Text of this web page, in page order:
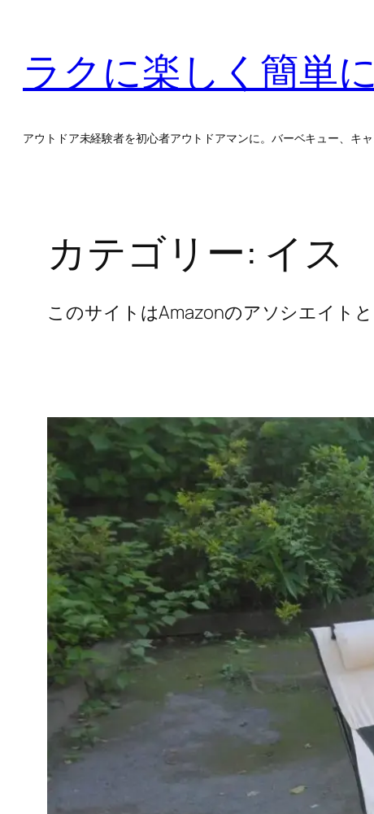
ス
ッ
ラクに楽しく簡単に
アウトドア未経験者を初心者アウトドアマンに。バーベキュー、キャ
カテゴリー: イス
このサイトはAmazonのアソシエイト